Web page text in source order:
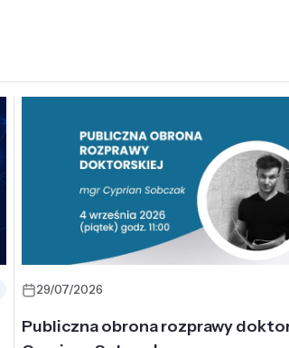
29/07/2026
Publiczna obrona rozprawy